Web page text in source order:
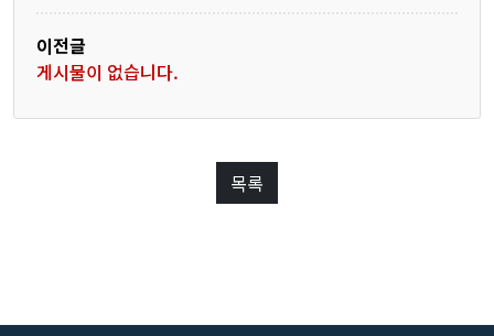
이전글
게시물이 없습니다.
목록